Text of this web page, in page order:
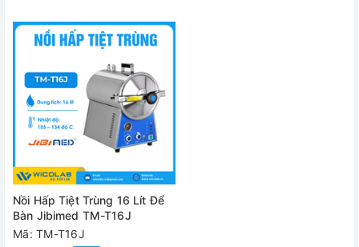
Nồi Hấp Tiệt Trùng 16 Lít Để
Bàn Jibimed TM-T16J
Mã: TM-T16J